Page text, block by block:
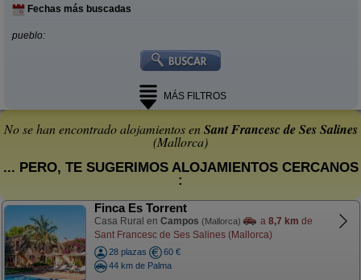
Fechas más buscadas
pueblo:
MÁS FILTROS
No se han encontrado alojamientos enSant Francesc de Ses Salines
(Mallorca)
... PERO, TE SUGERIMOS ALOJAMIENTOS CERCANOS
:
Finca Es Torrent
Casa Rural en Campos (Mallorca) a 8,7 km de
Sant Francesc de Ses Salines (Mallorca)
28 plazas
60 €
44 km de Palma